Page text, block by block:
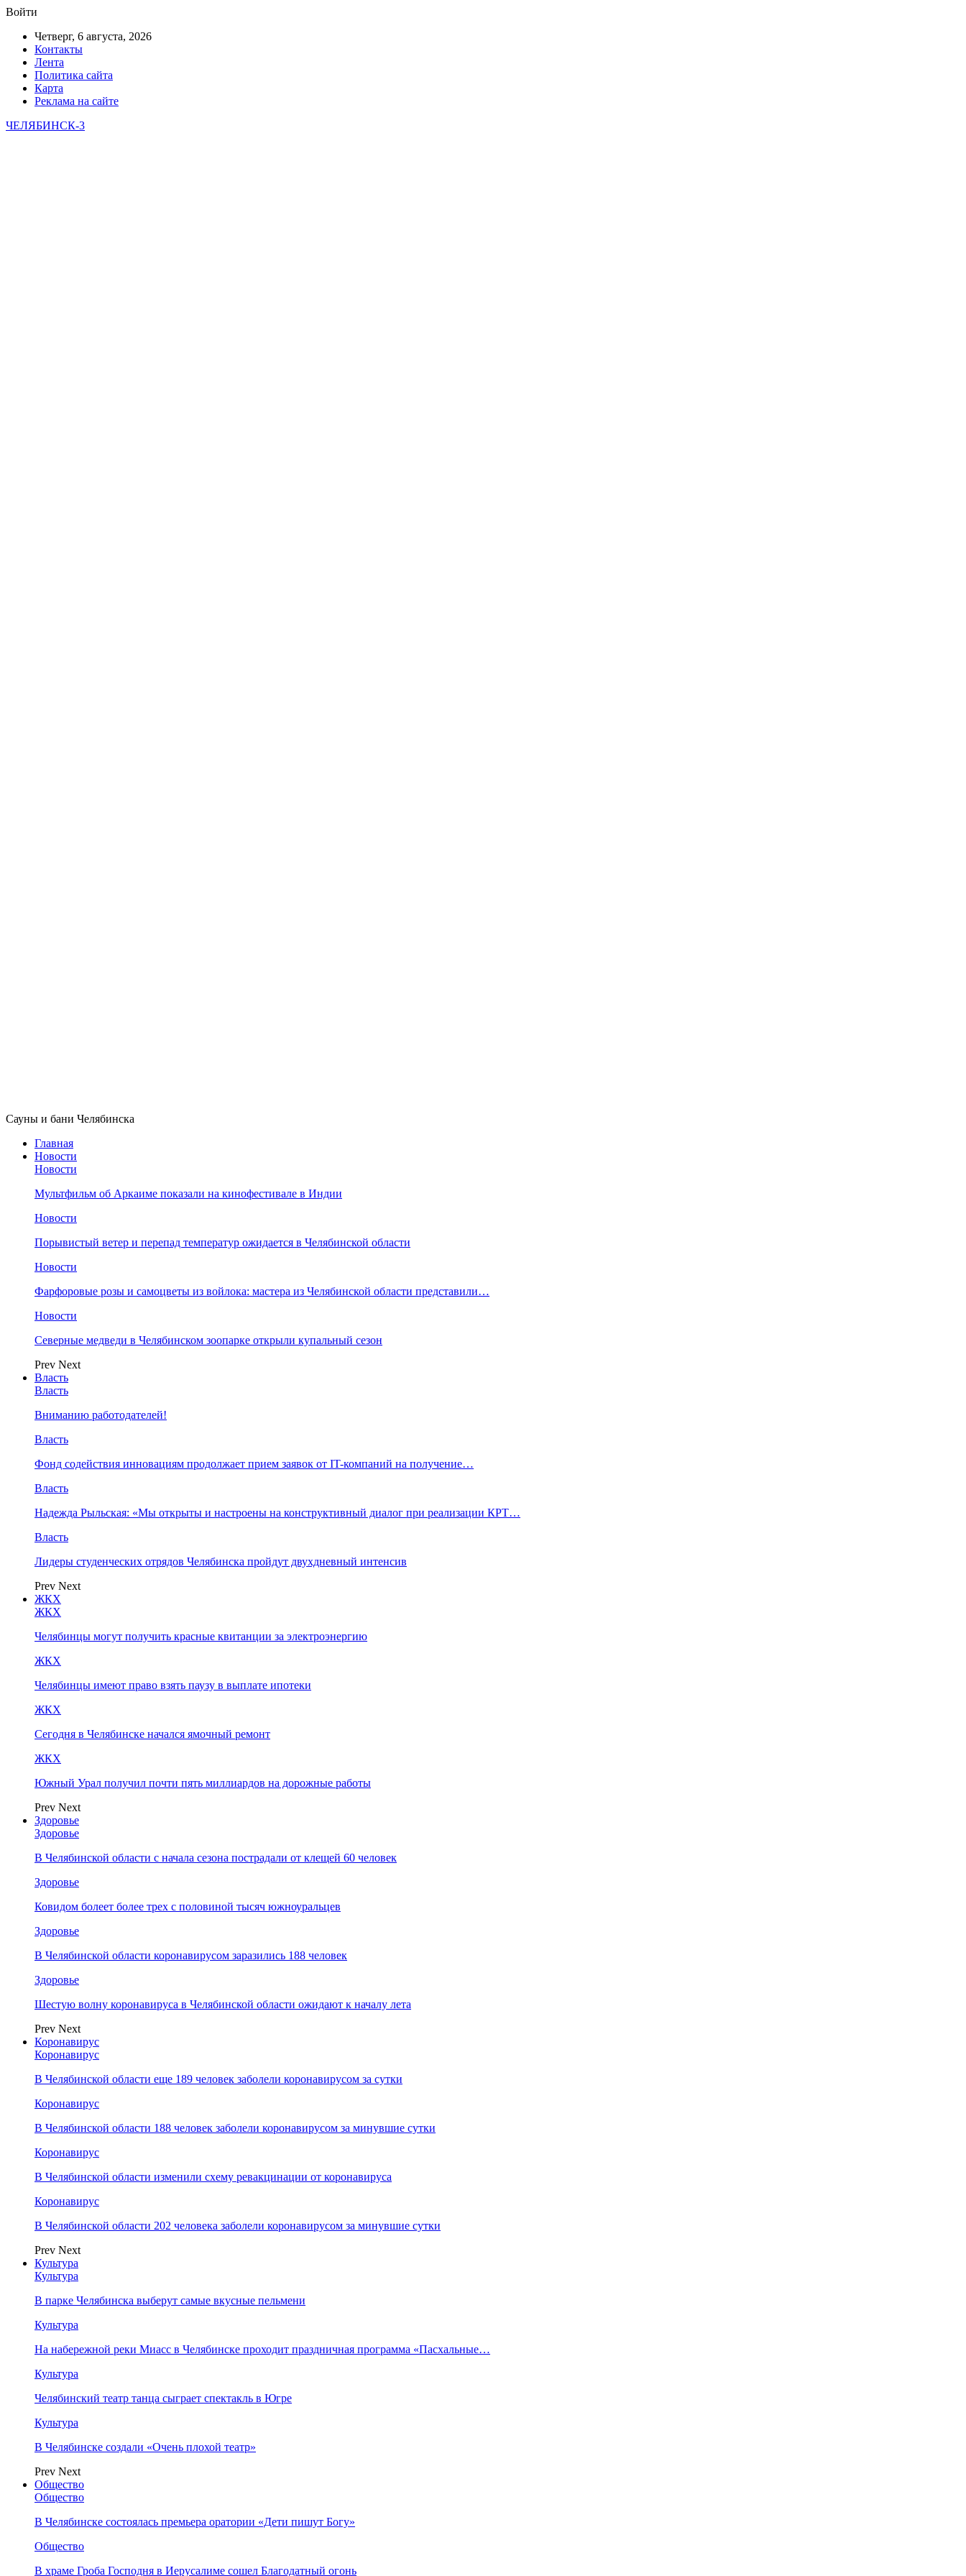
Войти
Четверг, 6 августа, 2026
Контакты
Лента
Политика сайта
Карта
Реклама на сайте
ЧЕЛЯБИНСК-3
Сауны и бани Челябинска
Главная
Новости
Новости
Мультфильм об Аркаиме показали на кинофестивале в Индии
Новости
Порывистый ветер и перепад температур ожидается в Челябинской области
Новости
Фарфоровые розы и самоцветы из войлока: мастера из Челябинской области представили…
Новости
Северные медведи в Челябинском зоопарке открыли купальный сезон
Prev Next
Власть
Власть
Вниманию работодателей!
Власть
Фонд содействия инновациям продолжает прием заявок от IT-компаний на получение…
Власть
Надежда Рыльская: «Мы открыты и настроены на конструктивный диалог при реализации КРТ…
Власть
Лидеры студенческих отрядов Челябинска пройдут двухдневный интенсив
Prev Next
ЖКХ
ЖКХ
Челябинцы могут получить красные квитанции за электроэнергию
ЖКХ
Челябинцы имеют право взять паузу в выплате ипотеки
ЖКХ
Сегодня в Челябинске начался ямочный ремонт
ЖКХ
Южный Урал получил почти пять миллиардов на дорожные работы
Prev Next
Здоровье
Здоровье
В Челябинской области с начала сезона пострадали от клещей 60 человек
Здоровье
Ковидом болеет более трех с половиной тысяч южноуральцев
Здоровье
В Челябинской области коронавирусом заразились 188 человек
Здоровье
Шестую волну коронавируса в Челябинской области ожидают к началу лета
Prev Next
Коронавирус
Коронавирус
В Челябинской области еще 189 человек заболели коронавирусом за сутки
Коронавирус
В Челябинской области 188 человек заболели коронавирусом за минувшие сутки
Коронавирус
В Челябинской области изменили схему ревакцинации от коронавируса
Коронавирус
В Челябинской области 202 человека заболели коронавирусом за минувшие сутки
Prev Next
Культура
Культура
В парке Челябинска выберут самые вкусные пельмени
Культура
На набережной реки Миасс в Челябинске проходит праздничная программа «Пасхальные…
Культура
Челябинский театр танца сыграет спектакль в Югре
Культура
В Челябинске создали «Очень плохой театр»
Prev Next
Общество
Общество
В Челябинске состоялась премьера оратории «Дети пишут Богу»
Общество
В храме Гроба Господня в Иерусалиме сошел Благодатный огонь